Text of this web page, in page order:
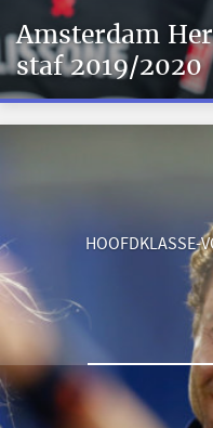
Amsterdam
staf 2019/2020
HOOFDKLASSE-